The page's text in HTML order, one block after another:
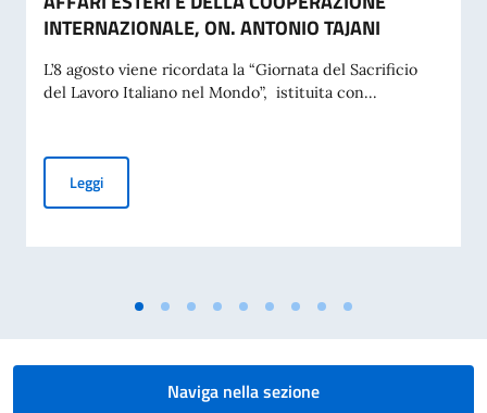
INTERNAZIONALE, ON. ANTONIO TAJANI
L’8 agosto viene ricordata la “Giornata del Sacrificio
del Lavoro Italiano nel Mondo”, istituita con...
LeggiCOMMEMORAZIONE DEL 70. ANNIVERSARIO DEL
Naviga nella sezione